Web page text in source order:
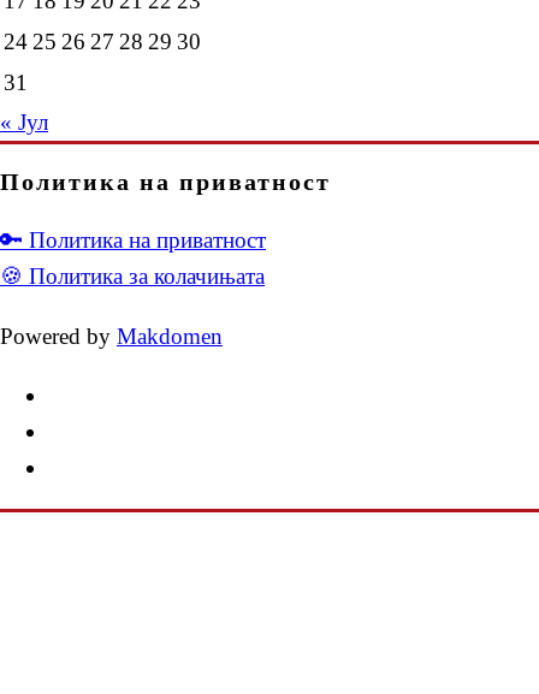
24 25 26 27 28 29 30
31
« Јул
Политика на приватност
🔑 Политика на приватност
🍪 Политика за колачињата
Powered by Makdomen